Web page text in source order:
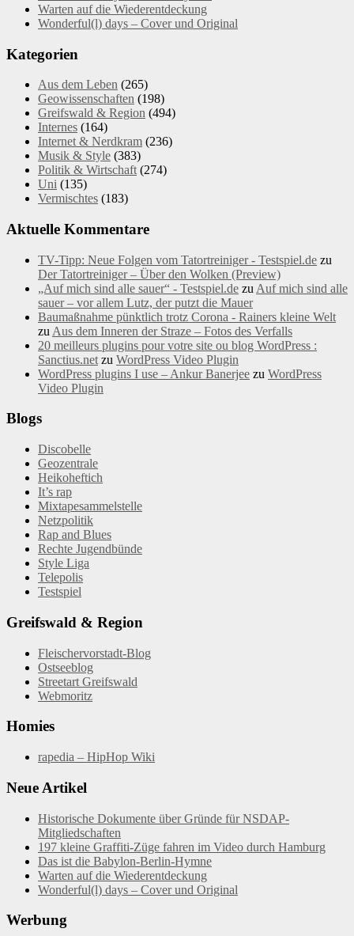
Warten auf die Wiederentdeckung
Wonderful(l) days – Cover und Original
Kategorien
Aus dem Leben (265)
Geowissenschaften (198)
Greifswald & Region (494)
Internes (164)
Internet & Nerdkram (236)
Musik & Style (383)
Politik & Wirtschaft (274)
Uni (135)
Vermischtes (183)
Aktuelle Kommentare
TV-Tipp: Neue Folgen vom Tatortreiniger - Testspiel.de zu
Der Tatortreiniger – Über den Wolken (Preview)
„Auf mich sind alle sauer“ - Testspiel.de zu Auf mich sind alle
sauer – vor allem Lutz, der putzt die Mauer
Baumaßnahme pünktlich trotz Corona - Rainers kleine Welt
zu Aus dem Inneren der Straze – Fotos des Verfalls
20 meilleurs plugins pour votre site ou blog WordPress :
Sanctius.net zu WordPress Video Plugin
WordPress plugins I use – Ankur Banerjee zu WordPress
Video Plugin
Blogs
Discobelle
Geozentrale
Heikoheftich
It’s rap
Mixtapesammelstelle
Netzpolitik
Rap and Blues
Rechte Jugendbünde
Style Liga
Telepolis
Testspiel
Greifswald & Region
Fleischervorstadt-Blog
Ostseeblog
Streetart Greifswald
Webmoritz
Homies
rapedia – HipHop Wiki
Neue Artikel
Historische Dokumente über Gründe für NSDAP-
Mitgliedschaften
197 kleine Graffiti-Züge fahren im Video durch Hamburg
Das ist die Babylon-Berlin-Hymne
Warten auf die Wiederentdeckung
Wonderful(l) days – Cover und Original
Werbung